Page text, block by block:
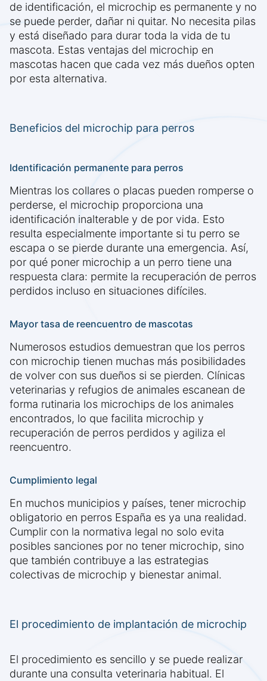
de identificación, el microchip es permanente y no
se puede perder, dañar ni quitar. No necesita pilas
y está diseñado para durar toda la vida de tu
mascota. Estas ventajas del microchip en
mascotas hacen que cada vez más dueños opten
por esta alternativa.
Beneficios del microchip para perros
Identificación permanente para perros
Mientras los collares o placas pueden romperse o
perderse, el microchip proporciona una
identificación inalterable y de por vida. Esto
resulta especialmente importante si tu perro se
escapa o se pierde durante una emergencia. Así,
por qué poner microchip a un perro tiene una
respuesta clara: permite la recuperación de perros
perdidos incluso en situaciones difíciles.
Mayor tasa de reencuentro de mascotas
Numerosos estudios demuestran que los perros
con microchip tienen muchas más posibilidades
de volver con sus dueños si se pierden. Clínicas
veterinarias y refugios de animales escanean de
forma rutinaria los microchips de los animales
encontrados, lo que facilita microchip y
recuperación de perros perdidos y agiliza el
reencuentro.
Cumplimiento legal
En muchos municipios y países, tener microchip
obligatorio en perros España es ya una realidad.
Cumplir con la normativa legal no solo evita
posibles sanciones por no tener microchip, sino
que también contribuye a las estrategias
colectivas de microchip y bienestar animal.
El procedimiento de implantación de microchip
El procedimiento es sencillo y se puede realizar
durante una consulta veterinaria habitual. El